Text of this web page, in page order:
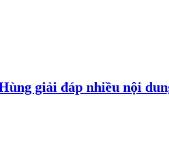
giải đáp nhiều nội